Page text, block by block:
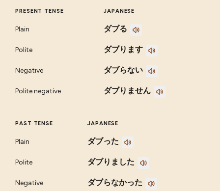
PRESENT TENSE JAPANESE
Plain ダブる
Polite ダブります
Negative ダブらない
Polite negative ダブりません
PAST TENSE JAPANESE
Plain ダブった
Polite ダブりました
Negative ダブらなかった